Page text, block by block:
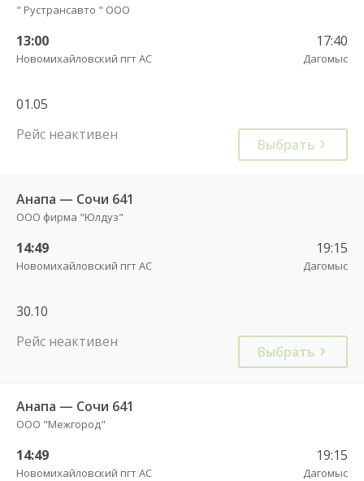
" Рустрансавто " ООО
13:00
Новомихайловский пгт АС
17:40
Дагомыс
01.05
Рейс неактивен
Выбрать
Анапа — Сочи 641
ООО фирма "Юлдуз"
14:49
Новомихайловский пгт АС
19:15
Дагомыс
30.10
Рейс неактивен
Выбрать
Анапа — Сочи 641
ООО "Межгород"
14:49
Новомихайловский пгт АС
19:15
Дагомыс